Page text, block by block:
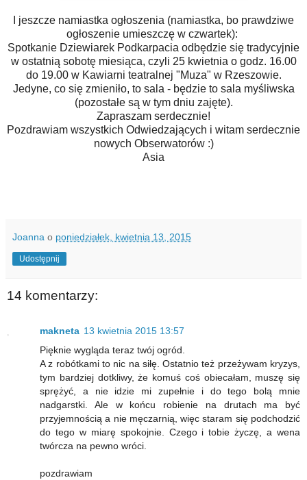
I jeszcze namiastka ogłoszenia (namiastka, bo prawdziwe
ogłoszenie umieszczę w czwartek):
Spotkanie Dziewiarek Podkarpacia odbędzie się tradycyjnie
w ostatnią sobotę miesiąca, czyli 25 kwietnia o godz. 16.00
do 19.00 w Kawiarni teatralnej "Muza" w Rzeszowie.
Jedyne, co się zmieniło, to sala - będzie to sala myśliwska
(pozostałe są w tym dniu zajęte).
Zapraszam serdecznie!
Pozdrawiam wszystkich Odwiedzających i witam serdecznie
nowych Obserwatorów :)
Asia
Joanna o poniedziałek, kwietnia 13, 2015
Udostępnij
14 komentarzy:
makneta 13 kwietnia 2015 13:57
Pięknie wygląda teraz twój ogród.
A z robótkami to nic na siłę. Ostatnio też przeżywam kryzys,
tym bardziej dotkliwy, że komuś coś obiecałam, muszę się
sprężyć, a nie idzie mi zupełnie i do tego bolą mnie
nadgarstki. Ale w końcu robienie na drutach ma być
przyjemnością a nie męczarnią, więc staram się podchodzić
do tego w miarę spokojnie. Czego i tobie życzę, a wena
twórcza na pewno wróci.
pozdrawiam